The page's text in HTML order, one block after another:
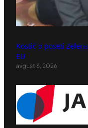
Kostić o poseti
EU
avgust 6, 2026